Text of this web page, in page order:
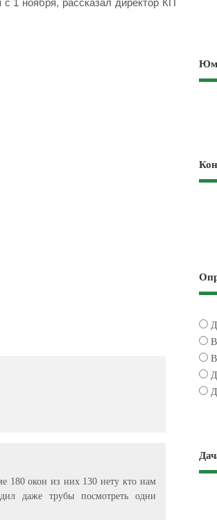
1 ноября, рассказал директор КП
180 окон из них 130 нету кто нам
даже трубы посмотреть одни